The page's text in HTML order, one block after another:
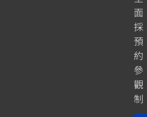
面
採
預
約
參
觀
制